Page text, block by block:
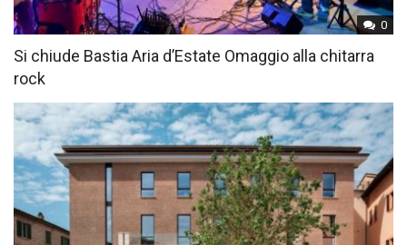
0
Si chiude Bastia Aria d’Estate Omaggio alla chitarra
rock